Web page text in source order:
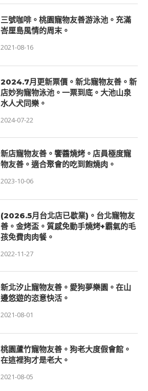
三號咖啡。桃園寵物友善游泳池。充滿
峇厘島風情的周末。
2021-08-16
2024.7月更新票價。新北寵物友善。新
店妙狗寵物泳池。一票到底。大池山泉
水人犬同樂。
2024-07-22
新店寵物友善。饗醬燒烤。店員極度寵
物友善。適合聚會的吃到飽燒肉。
2023-10-06
(2026.5月台北店已歇業)。台北寵物友
善。金烤盃。質感免動手燒烤+霸氣的毛
孩免費肉肉餐。
2022-11-27
新北汐止寵物友善。愛狗夢樂園。在山
邊悠遊的恣意快活。
2021-08-01
桃園蘆竹寵物友善。狗老大度假會館。
在這裡狗才是老大。
2021-08-05